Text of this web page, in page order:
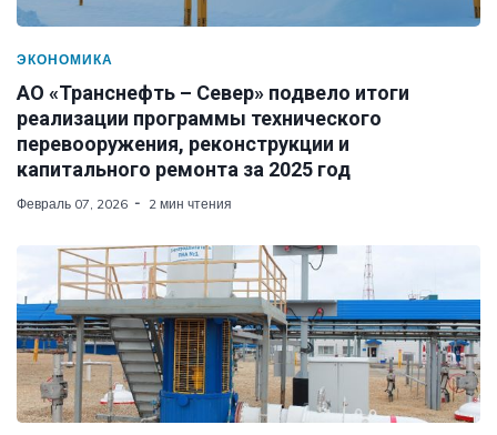
ЭКОНОМИКА
АО «Транснефть – Север» подвело итоги
реализации программы технического
перевооружения, реконструкции и
капитального ремонта за 2025 год
Февраль 07, 2026 2 мин чтения